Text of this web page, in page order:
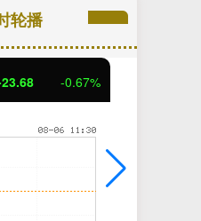
轮播
-0.67%